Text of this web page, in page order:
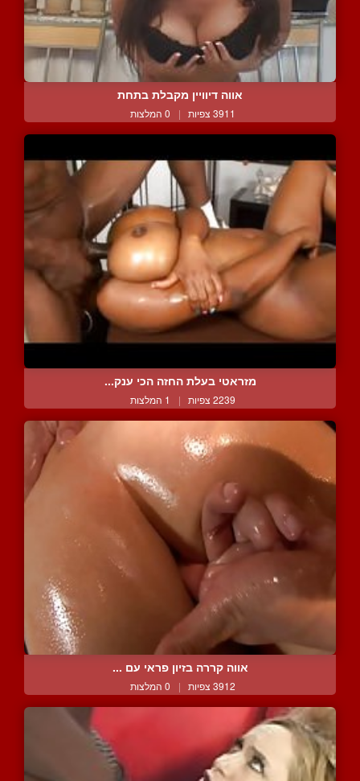
אווה דיוויין מקבלת בתחת
3911 צפיות | 0 המלצות
מזראטי בעלת החזה הכי ענק...
2239 צפיות | 1 המלצות
אווה קררה בזיון פראי עם ...
3912 צפיות | 0 המלצות